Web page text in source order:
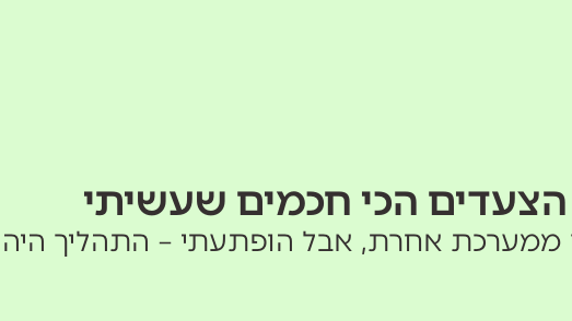
הצעדים הכי חכמים שעשיתי
אחרת, אבל הופתעתי – התהליך היה